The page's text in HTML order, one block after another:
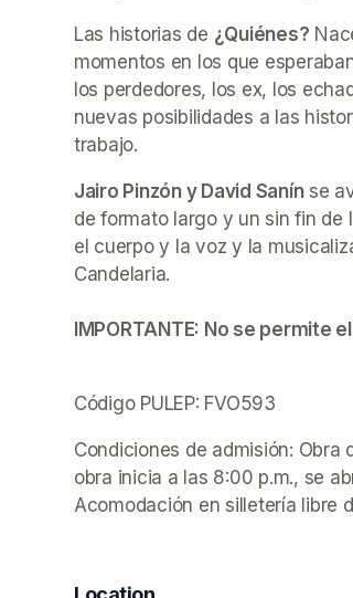
Las historias de ¿Quiénes?
momentos en los que
los perdedores, los ex, los
nuevas posibilidades a las
trabajo.
Jairo Pinzón y David Sanín se
de formato largo y un sin fin de
el cuerpo y la voz y la
Candelaria.
IMPORTANTE: No se permite
Código PULEP: FVO593
Condiciones de admisión: Obra
obra inicia a las 8:00 p.m., se
Acomodación en silletería libre